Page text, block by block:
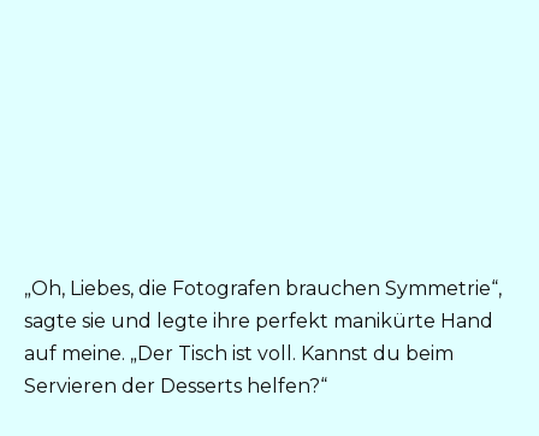
„Oh, Liebes, die Fotografen brauchen Symmetrie“,
sagte sie und legte ihre perfekt manikürte Hand
auf meine. „Der Tisch ist voll. Kannst du beim
Servieren der Desserts helfen?“